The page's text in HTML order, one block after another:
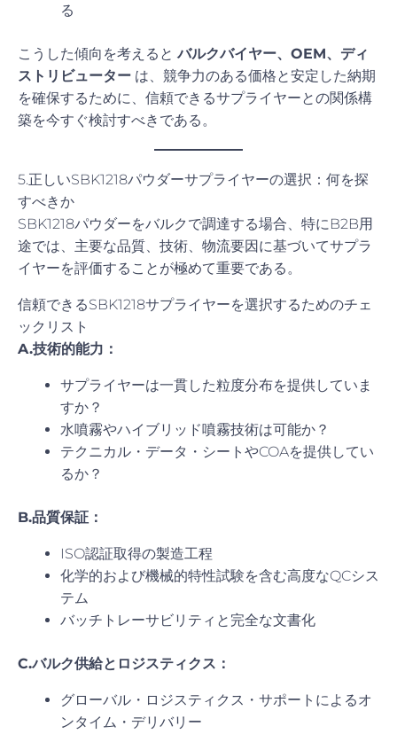
る
こうした傾向を考えるとバルクバイヤー、OEM、ディ
ストリビューター は、競争力のある価格と安定した納期
を確保するために、信頼できるサプライヤーとの関係構
築を今すぐ検討すべきである。
5.正しいSBK1218パウダーサプライヤーの選択：何を探
すべきか
SBK1218パウダーをバルクで調達する場合、特にB2B用
途では、主要な品質、技術、物流要因に基づいてサプラ
イヤーを評価することが極めて重要である。
信頼できるSBK1218サプライヤーを選択するためのチェ
ックリスト
A.技術的能力：
サプライヤーは一貫した粒度分布を提供していま
すか？
水噴霧やハイブリッド噴霧技術は可能か？
テクニカル・データ・シートやCOAを提供してい
るか？
B.品質保証：
ISO認証取得の製造工程
化学的および機械的特性試験を含む高度なQCシス
テム
バッチトレーサビリティと完全な文書化
C.バルク供給とロジスティクス：
グローバル・ロジスティクス・サポートによるオ
ンタイム・デリバリー